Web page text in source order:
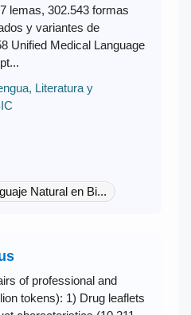
lemas, 302.543 formas
y variantes de
Unified Medical Language
Literatura y
Natural en Bi...
of professional and
tokens): 1) Drug leaflets